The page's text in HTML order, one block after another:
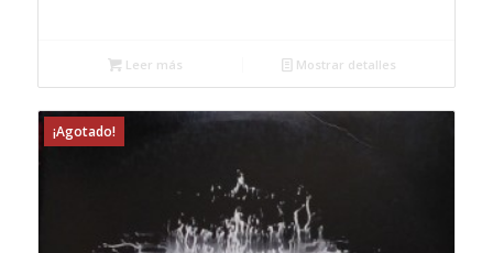
Leer más Mostrar detalles
¡Agotado!